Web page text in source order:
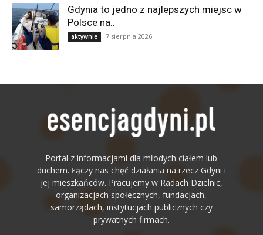
Gdynia to jedno z najlepszych miejsc w
Polsce na..
aktywnie 7 sierpnia 2026
Portal z informacjami dla młodych ciałem lub
duchem. Łączy nas chęć działania na rzecz Gdyni i
jej mieszkańców. Pracujemy w Radach Dzielnic,
organizacjach społecznych, fundacjach,
samorządach, instytucjach publicznych czy
prywatnych firmach.